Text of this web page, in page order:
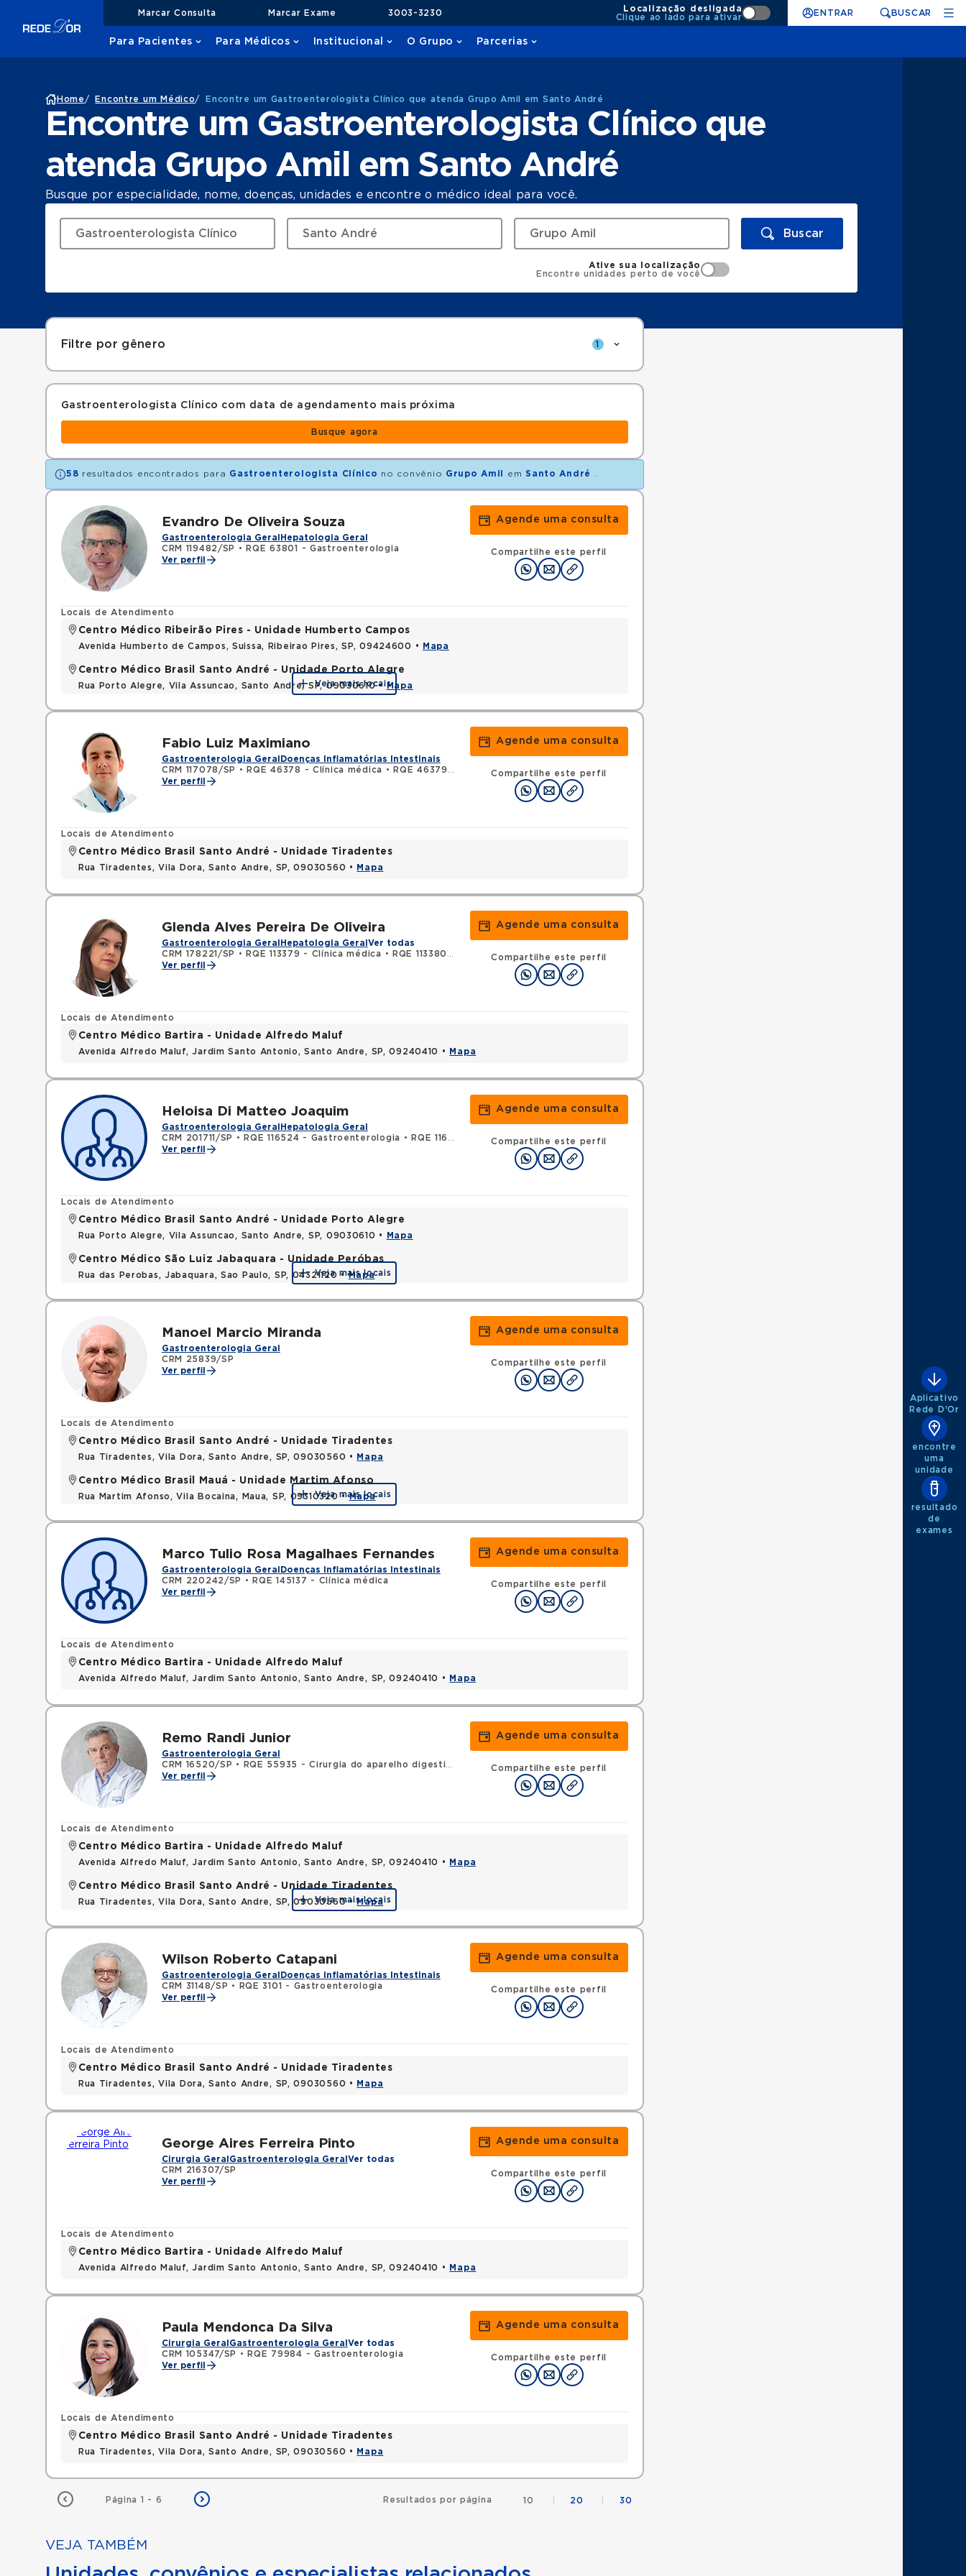
Marcar Consulta Marcar Exame 3003-3230
Localização desligada
Clique ao lado para ativar
ENTRAR BUSCAR
Para Pacientes Para Médicos Institucional O Grupo Parcerias
Home / Encontre um Médico/ Encontre um Gastroenterologista Clínico que atenda Grupo Amil em Santo André
Encontre um Gastroenterologista Clínico que
atenda Grupo Amil em Santo André
Busque por especialidade, nome, doenças, unidades e encontre o médico ideal para você.
Buscar
Ative sua localização
Encontre unidades perto de você
Filtre por gênero 1
Gastroenterologista Clínico com data de agendamento mais próxima
Busque agora
58 resultados encontrados para Gastroenterologista Clínico no convênio Grupo Amil em Santo André
Evandro De Oliveira Souza
Gastroenterologia Geral Hepatologia Geral
CRM 119482/SP
•
RQE 63801 - Gastroenterologia
Ver perfil
Agende uma consulta
Compartilhe este perfil
Locais de Atendimento
Centro Médico Ribeirão Pires - Unidade Humberto Campos
Avenida Humberto de Campos, Suissa, Ribeirao Pires, SP, 09424600 • Mapa
Centro Médico Brasil Santo André - Unidade Porto Alegre
Rua Porto Alegre, Vila Assuncao, Santo Andre, SP, 09030610 •Mapa
Veja mais locais
Fabio Luiz Maximiano
Gastroenterologia Geral Doenças Inflamatórias Intestinais
CRM 117078/SP
• RQE 46378 - Clínica médica •
RQE 46379 - Gastroenterologia
Ver perfil
Agende uma consulta
Compartilhe este perfil
Locais de Atendimento
Centro Médico Brasil Santo André - Unidade Tiradentes
Rua Tiradentes, Vila Dora, Santo Andre, SP, 09030560 • Mapa
Glenda Alves Pereira De Oliveira
Gastroenterologia Geral Hepatologia Geral Ver todas
CRM 178221/SP
• RQE 113379 - Clínica médica •
RQE 113380 - Gastroenterologia
Ver perfil
Agende uma consulta
Compartilhe este perfil
Locais de Atendimento
Centro Médico Bartira - Unidade Alfredo Maluf
Avenida Alfredo Maluf, Jardim Santo Antonio, Santo Andre, SP, 09240410 • Mapa
Heloisa Di Matteo Joaquim
Gastroenterologia Geral Hepatologia Geral
CRM 201711/SP
• RQE 116524 - Gastroenterologia •
RQE 116525 - Clínica médica
Ver perfil
Agende uma consulta
Compartilhe este perfil
Locais de Atendimento
Centro Médico Brasil Santo André - Unidade Porto Alegre
Rua Porto Alegre, Vila Assuncao, Santo Andre, SP, 09030610 • Mapa
Centro Médico São Luiz Jabaquara - Unidade Peróbas
Rua das Perobas, Jabaquara, Sao Paulo, SP, 04321120 •Mapa
Veja mais locais
Manoel Marcio Miranda
Gastroenterologia Geral
CRM 25839/SP
Ver perfil
Agende uma consulta
Compartilhe este perfil
Locais de Atendimento
Centro Médico Brasil Santo André - Unidade Tiradentes
Rua Tiradentes, Vila Dora, Santo Andre, SP, 09030560 • Mapa
Centro Médico Brasil Mauá - Unidade Martim Afonso
Rua Martim Afonso, Vila Bocaina, Maua, SP, 09310320 •Mapa
Veja mais locais
Marco Tulio Rosa Magalhaes Fernandes
Gastroenterologia Geral Doenças Inflamatórias Intestinais
CRM 220242/SP
•
RQE 145137 - Clínica médica
Ver perfil
Agende uma consulta
Compartilhe este perfil
Locais de Atendimento
Centro Médico Bartira - Unidade Alfredo Maluf
Avenida Alfredo Maluf, Jardim Santo Antonio, Santo Andre, SP, 09240410 • Mapa
Remo Randi Junior
Gastroenterologia Geral
CRM 16520/SP •
RQE 55935 - Cirurgia do aparelho digestivo
Ver perfil
Agende uma consulta
Compartilhe este perfil
Locais de Atendimento
Centro Médico Bartira - Unidade Alfredo Maluf
Avenida Alfredo Maluf, Jardim Santo Antonio, Santo Andre, SP, 09240410 • Mapa
Centro Médico Brasil Santo André - Unidade Tiradentes
Rua Tiradentes, Vila Dora, Santo Andre, SP, 09030560 •Mapa
Veja mais locais
Wilson Roberto Catapani
Gastroenterologia Geral Doenças Inflamatórias Intestinais
CRM 31148/SP •
RQE 3101 - Gastroenterologia
Ver perfil
Agende uma consulta
Compartilhe este perfil
Locais de Atendimento
Centro Médico Brasil Santo André - Unidade Tiradentes
Rua Tiradentes, Vila Dora, Santo Andre, SP, 09030560 • Mapa
George Aires Ferreira Pinto
Cirurgia Geral Gastroenterologia Geral Ver todas
CRM 216307/SP
Ver perfil
Agende uma consulta
Compartilhe este perfil
Locais de Atendimento
Centro Médico Bartira - Unidade Alfredo Maluf
Avenida Alfredo Maluf, Jardim Santo Antonio, Santo Andre, SP, 09240410 • Mapa
Paula Mendonca Da Silva
Cirurgia Geral Gastroenterologia Geral Ver todas
CRM 105347/SP
•
RQE 79984 - Gastroenterologia
Ver perfil
Agende uma consulta
Compartilhe este perfil
Locais de Atendimento
Centro Médico Brasil Santo André - Unidade Tiradentes
Rua Tiradentes, Vila Dora, Santo Andre, SP, 09030560 • Mapa
Página 1 - 6 Resultados por página 10 20 30
VEJA TAMBÉM
Aplicativo
Rede D'Or
encontre
uma
unidade
resultado
de
exames